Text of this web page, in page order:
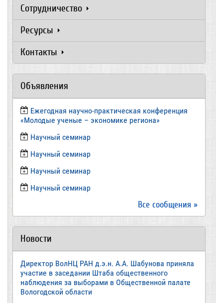
Сотрудничество
Ресурсы
Контакты
Объявления
Ежегодная научно-практическая конференция
«Молодые ученые – экономике региона»
​Научный семинар
​Научный семинар
Научный семинар
​Научный семинар
Все сообщения »
Новости
Директор ВолНЦ РАН д.э.н. А.А. Шабунова приняла
участие в заседании Штаба общественного
наблюдения за выборами в Общественной палате
Вологодской области